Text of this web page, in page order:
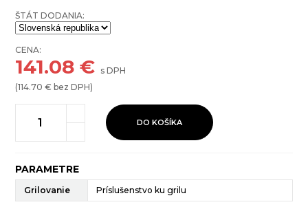
ŠTÁT DODANIA:
CENA:
141.08 € s DPH
(114.70 € bez DPH)
DO KOŠÍKA
PARAMETRE
Grilovanie Príslušenstvo ku grilu